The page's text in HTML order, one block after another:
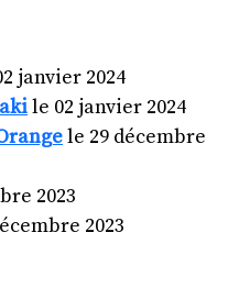
janvier 2024
le 02 janvier 2024
le 29 décembre
2023
2023